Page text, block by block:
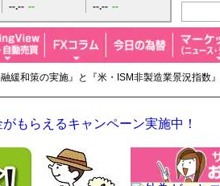
--.-- --
--.-- --
緩和策の実施』と『米・ISM非製造業景況指数
もらえるキャンペーン実施中！